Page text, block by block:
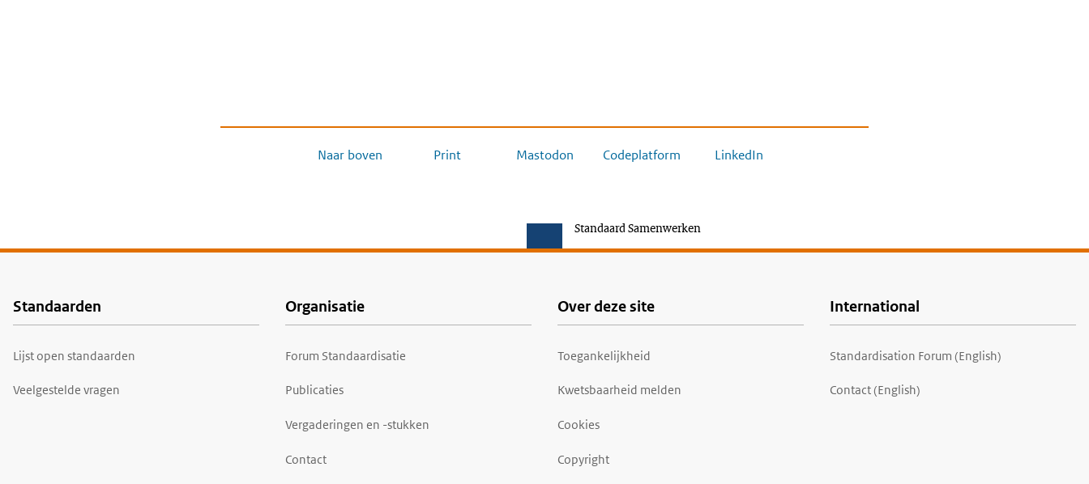
Naar boven Print Mastodon Codeplatform LinkedIn
Standaard Samenwerken
Voet
Standaarden
Lijst open standaarden
Veelgestelde vragen
Organisatie
Forum Standaardisatie
Publicaties
Vergaderingen en -stukken
Contact
Over deze site
Toegankelijkheid
Kwetsbaarheid melden
Cookies
Copyright
International
Standardisation Forum (English)
Contact (English)